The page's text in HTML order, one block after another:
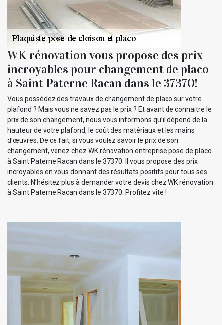
WK rénovation vous propose des prix
incroyables pour changement de placo
à Saint Paterne Racan dans le 37370!
Vous possédez des travaux de changement de placo sur votre
plafond ? Mais vous ne savez pas le prix ? Et avant de connaitre le
prix de son changement, nous vous informons qu’il dépend de la
hauteur de votre plafond, le coût des matériaux et les mains
d’œuvres. De ce fait, si vous voulez savoir le prix de son
changement, venez chez WK rénovation entreprise pose de placo
à Saint Paterne Racan dans le 37370. Il vous propose des prix
incroyables en vous donnant des résultats positifs pour tous ses
clients. N’hésitez plus à demander votre devis chez WK rénovation
à Saint Paterne Racan dans le 37370. Profitez vite !